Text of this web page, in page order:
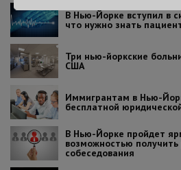
В Нью-Йорке вступил в
что нужно знать
Три нью-йоркские
США
Иммигрантам в Нью-
бесплатной
В Нью-Йорке пройдет
возможностью получить
собеседования